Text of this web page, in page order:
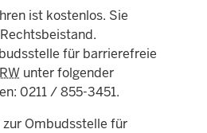
ist kostenlos. Sie
für barrierefreie
unter folgender
0211 / 855-3451.
Ombudsstelle für